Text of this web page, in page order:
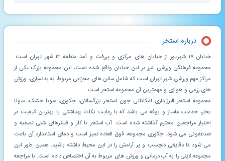
درباره استخر
خیابان ۱۷ شهریور از خیابان های مرکزی و پررفت و آمد منطقه ۱۳ شهر تهران است.
مجموعه فرهنگی ورزشی البرز در این خیابان واقع شده است، این مجموعه بزرگ یکی از
مراکز مهم ورزشی شهر تهران است که شامل سالن های مجزایی مربوط به بدنسازی، ورزش
های رزمی و هوازی و مهمترین آن مجموعه استخر است.
مجموعه استخر البرز داری امکاناتی چون استخر بزرگسالان، جکوزی، سونا خشک، سونا
بخار، خدمات ماساژ و بوفه می باشد که با رعایت نکات بهداشتی با بهترین کیفیت در
اختیار مراجعین محترم گذاشته شده است. آب استخر با کلر و فیلترهای شنی تصفیه و
ضدعفونی می شود. جکوزی مجموعه، فوق العاده تمیز است و دمای استاندارد آن باعث
می شود تا دقایقی دلچسب و پر آرامش را در این محیط داشته باشید. همین طور این
مجموعه لاینی را به آب درمانی و ورزش های مربوط به آن اختصاص داده است. با مراجعه